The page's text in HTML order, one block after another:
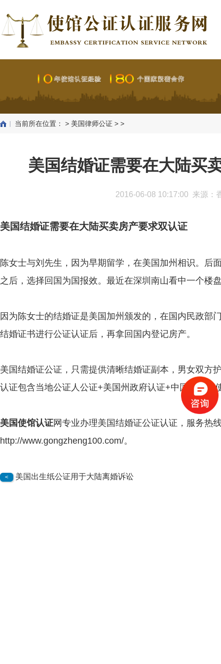
当前所在位置： > 美国律师公证 > >
美国结婚证需要在大陆买
2016-06-08 10:17:00 来源：
美国结婚证需要在大陆买卖房产要求双认证
陈女士与刘先生，因为早期留学，在美国加州相识。后
之后，选择回国为国报效。最近在深圳南山看中一个楼
因为陈女士的结婚证是美国加州颁发的，在国内民政部
结婚证书进行公证认证后，再拿回国内登记房产。
美国结婚证公证，只需提供清晰结婚证副本，男女双方
认证包含当地公证人公证+美国州政府认证+中国驻美国
美国使馆认证网专业办理美国结婚证公证认证，服务热
http://www.gongzheng100.com/。
< 美国出生纸公证用于大陆离婚诉讼